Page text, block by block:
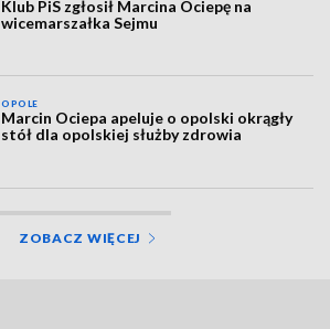
Klub PiS zgłosił Marcina Ociepę na
wicemarszałka Sejmu
OPOLE
Marcin Ociepa apeluje o opolski okrągły
stół dla opolskiej służby zdrowia
ZOBACZ WIĘCEJ